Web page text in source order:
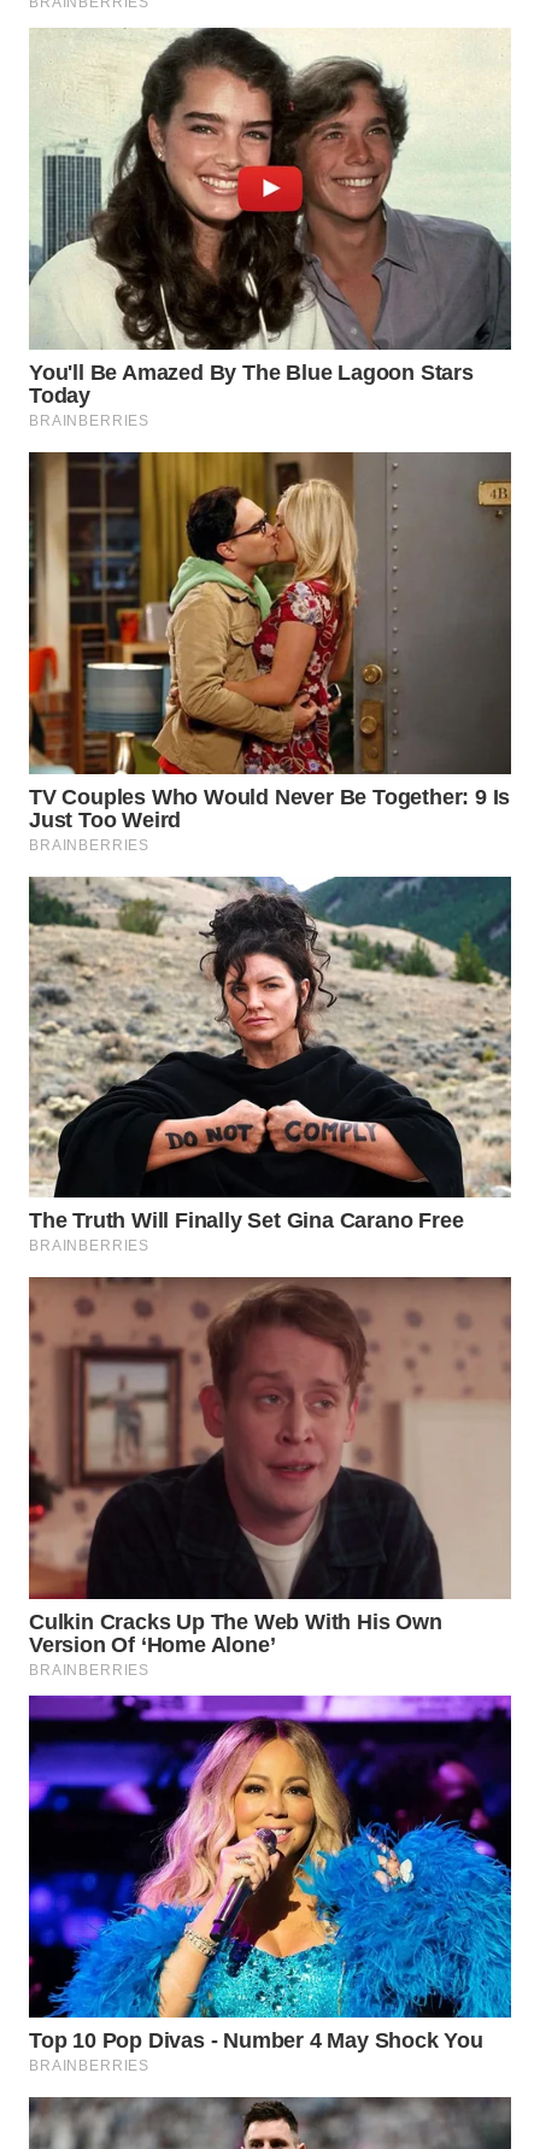
WN
PRIANGAN
TIMUR
WN
SEMARANG
WN
WN
BOROBUDUR
WN
MADURA
WN
SURABAYA
WN
NATUNA
WN
BINTAN
MANDALIKA
WN
LIKUPANG
WN
LABUANBAJO
WN
BORNEO
Wahana
Media
Group
WAHANA
TANI
WAHANA
ADVOKAT
WAHANA
INFRASTRUKTUR
WAHANA
KONSUMEN
LISTRIK
WAHANA
TRAVEL
TV
WAHANANEWS
ID
WAHANANEWS
CO ID
WAHANANEWS